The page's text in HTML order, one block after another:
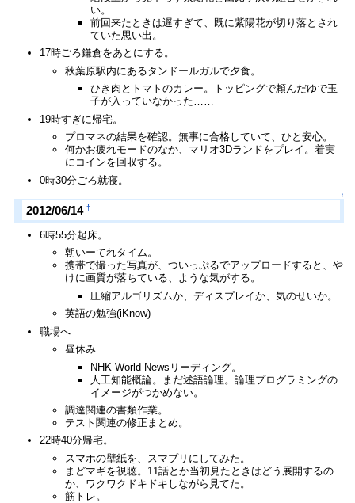
い。
前回来たときは遅すぎて、既に紫陽花が切り落とされ
ていた思い出。
17時ごろ鎌倉をあとにする。
秋葉原駅内にあるタンドールガルで夕食。
ひき肉とトマトのカレー。トッピングで頼んだゆで玉
子が入っていなかった……
19時すぎに帰宅。
プロマネの結果を確認。無事に合格していて、ひと安心。
何かお疲れモードのなか、マリオ3Dランドをプレイ。着実
にコインを回収する。
0時30分ごろ就寝。
↑
2012/06/14 †
6時55分起床。
朝いーてれタイム。
携帯で撮った写真が、ついっぷるでアップロードすると、や
けに画質が落ちている、ような気がする。
圧縮アルゴリズムか、ディスプレイか、気のせいか。
英語の勉強(iKnow)
職場へ
昼休み
NHK World Newsリーディング。
人工知能概論。まだ述語論理。論理プログラミングの
イメージがつかめない。
調達関連の書類作業。
テスト関連の修正まとめ。
22時40分帰宅。
スマホの壁紙を、スマプリにしてみた。
まどマギを視聴。11話とか当初見たときはどう展開するの
か、ワクワクドキドキしながら見てた。
筋トレ。